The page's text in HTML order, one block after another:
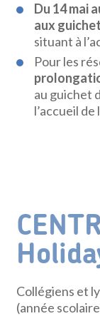
Du 14 mai
aux
situant à
Pour les
au guichet
l’accueil de
Collégiens et
(année